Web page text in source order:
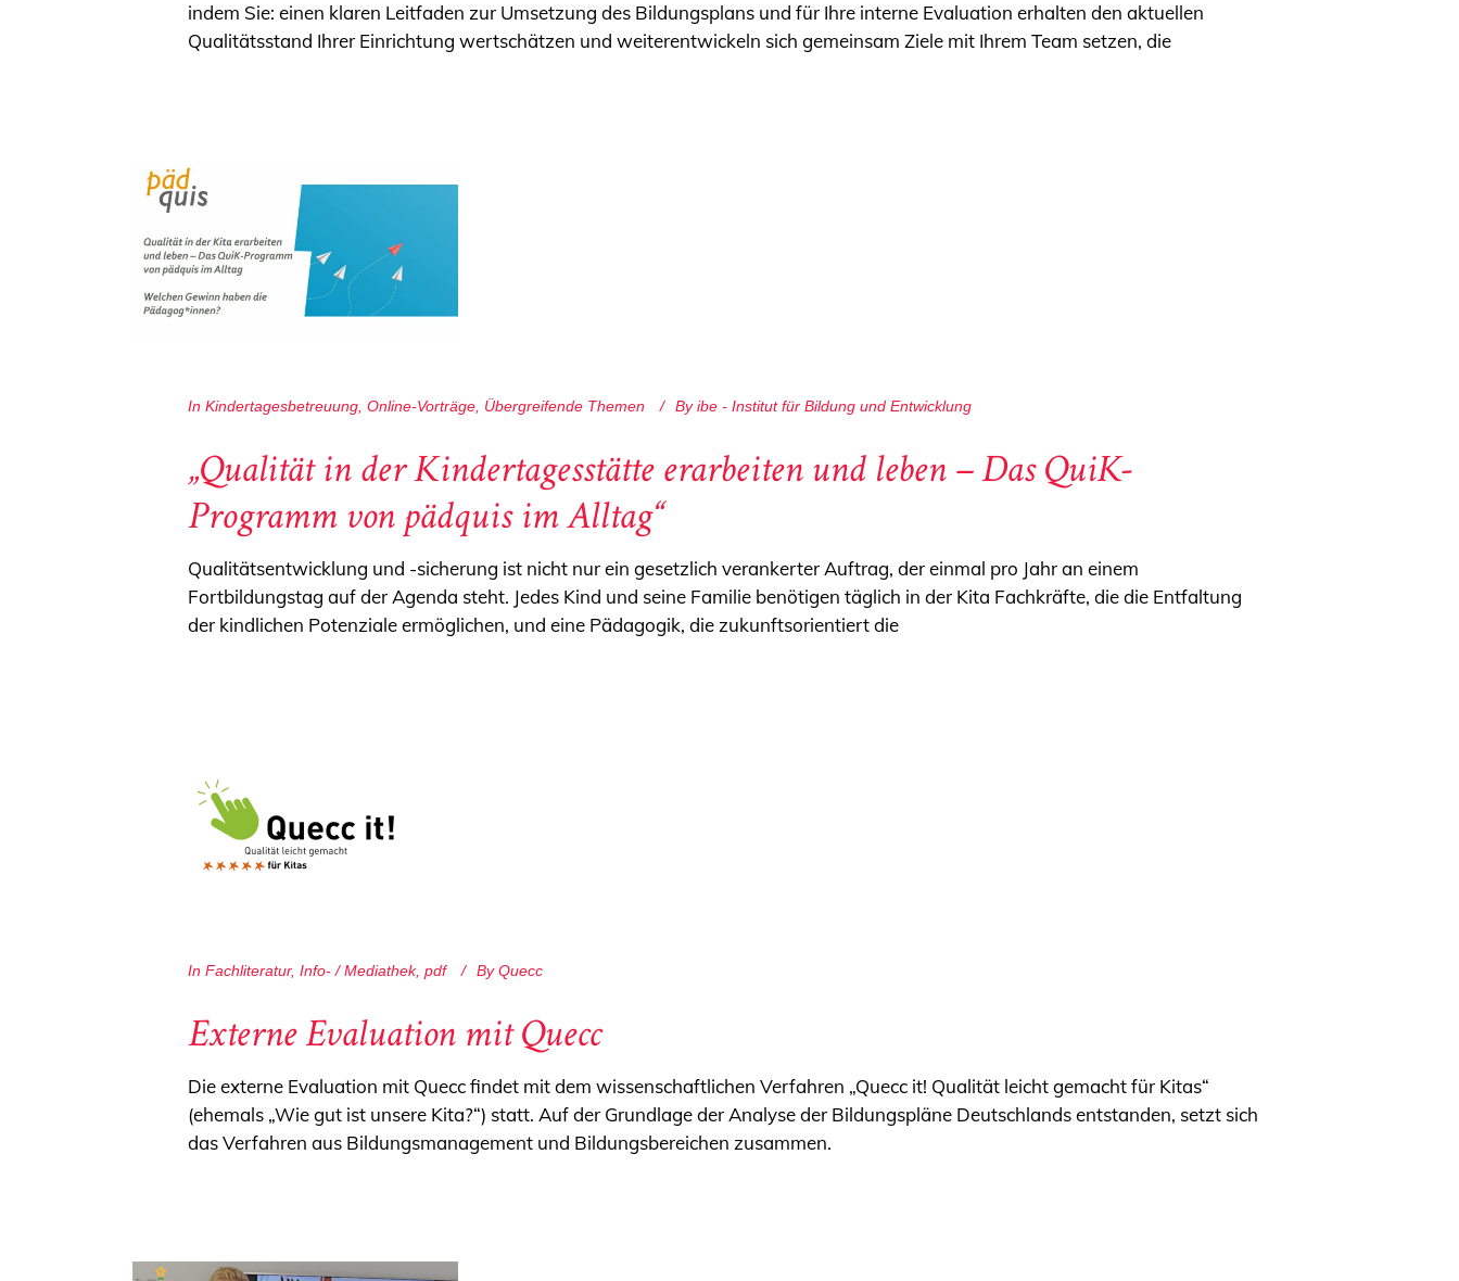
indem Sie: einen klaren Leitfaden zur Umsetzung des Bildungsplans und für Ihre interne Evaluation erhalten den aktuellen
Qualitätsstand Ihrer Einrichtung wertschätzen und weiterentwickeln sich gemeinsam Ziele mit Ihrem Team setzen, die
In Kindertagesbetreuung Online-Vorträge Übergreifende Themen By ibe - Institut für Bildung und Entwicklung
„Qualität in der Kindertagesstätte erarbeiten und leben – Das QuiK-
Programm von pädquis im Alltag“
Qualitätsentwicklung und -sicherung ist nicht nur ein gesetzlich verankerter Auftrag, der einmal pro Jahr an einem
Fortbildungstag auf der Agenda steht. Jedes Kind und seine Familie benötigen täglich in der Kita Fachkräfte, die die Entfaltung
der kindlichen Potenziale ermöglichen, und eine Pädagogik, die zukunftsorientiert die
In Fachliteratur, Info- / Mediathek, pdf By Quecc
Externe Evaluation mit Quecc
Die externe Evaluation mit Quecc findet mit dem wissenschaftlichen Verfahren „Quecc it! Qualität leicht gemacht für Kitas“
(ehemals „Wie gut ist unsere Kita?“) statt. Auf der Grundlage der Analyse der Bildungspläne Deutschlands entstanden, setzt sich
das Verfahren aus Bildungsmanagement und Bildungsbereichen zusammen.